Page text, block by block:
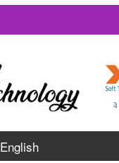
English